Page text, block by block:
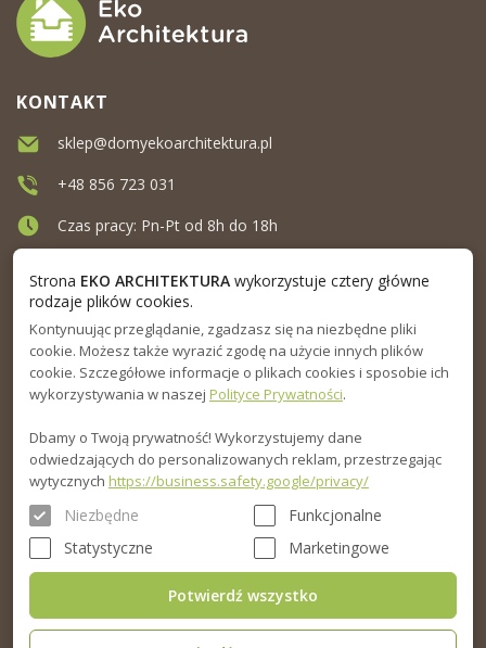
MENU
INFORMACJA
PORADNIK
KONTAKT
sklep@domyekoarchitektura.pl
+48 856 723 031
Czas pracy: Pn-Pt od 8h do 18h
Strona EKO ARCHITEKTURAwykorzystuje cztery główne
rodzaje plików cookies.
Kontynuując przeglądanie, zgadzasz się na niezbędne pliki
cookie. Możesz także wyrazić zgodę na użycie innych plików
cookie. Szczegółowe informacje o plikach cookies i sposobie ich
wykorzystywania w naszej Polityce Prywatności.
Dbamy o Twoją prywatność! Wykorzystujemy dane
odwiedzających do personalizowanych reklam, przestrzegając
wytycznych https://business.safety.google/privacy/
Niezbędne
Funkcjonalne
Statystyczne
Marketingowe
Potwierdź wszystko